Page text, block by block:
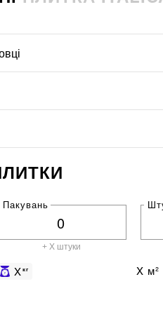
Пакувань
+ X штуки
Xкг X м²